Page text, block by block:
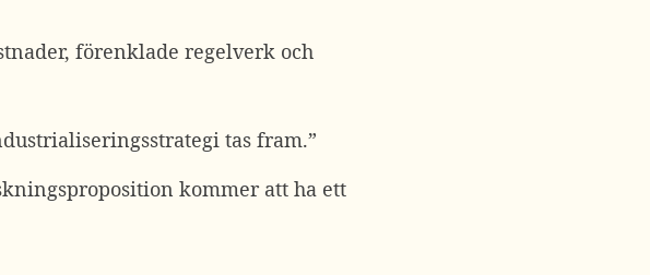
förenklade regelverk och
tas fram.”
kommer att ha ett